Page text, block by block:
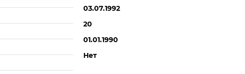
03.07.1992
20
01.01.1990
Нет